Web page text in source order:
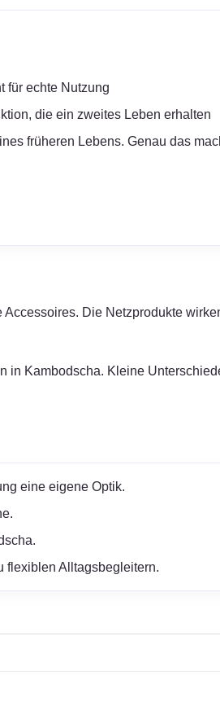
für echte Nutzung
die ein zweites Leben erhalten
früheren Lebens. Genau das
Die Netzprodukte
Kambodscha. Kleine
eine eigene Optik.
flexiblen Alltagsbegleitern.